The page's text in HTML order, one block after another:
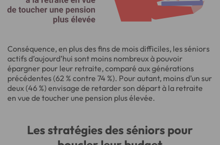
Conséquence, en plus des fins de mois difficiles, les séniors
actifs d’aujourd’hui sont moins nombreux à pouvoir
épargner pour leur retraite, comparé aux générations
précédentes (62 % contre 74 %). Pour autant, moins d’un sur
deux (46 %) envisage de retarder son départ à la retraite
en vue de toucher une pension plus élevée.
Les stratégies des séniors pour